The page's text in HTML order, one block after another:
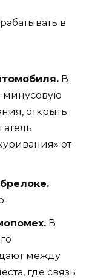
в
В
минусовую
открыть
от
В
между
где связь